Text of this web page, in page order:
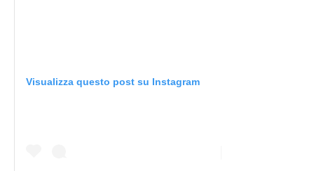
Visualizza questo post su Instagram